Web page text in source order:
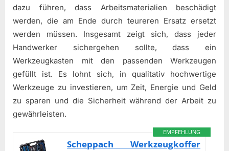
dazu führen, dass Arbeitsmaterialien beschädigt
werden, die am Ende durch teureren Ersatz ersetzt
werden müssen. Insgesamt zeigt sich, dass jeder
Handwerker sichergehen sollte, dass ein
Werkzeugkasten mit den passenden Werkzeugen
gefüllt ist. Es lohnt sich, in qualitativ hochwertige
Werkzeuge zu investieren, um Zeit, Energie und Geld
zu sparen und die Sicherheit während der Arbeit zu
gewährleisten.
EMPFEHLUNG
Scheppach Werkzeugkoffer